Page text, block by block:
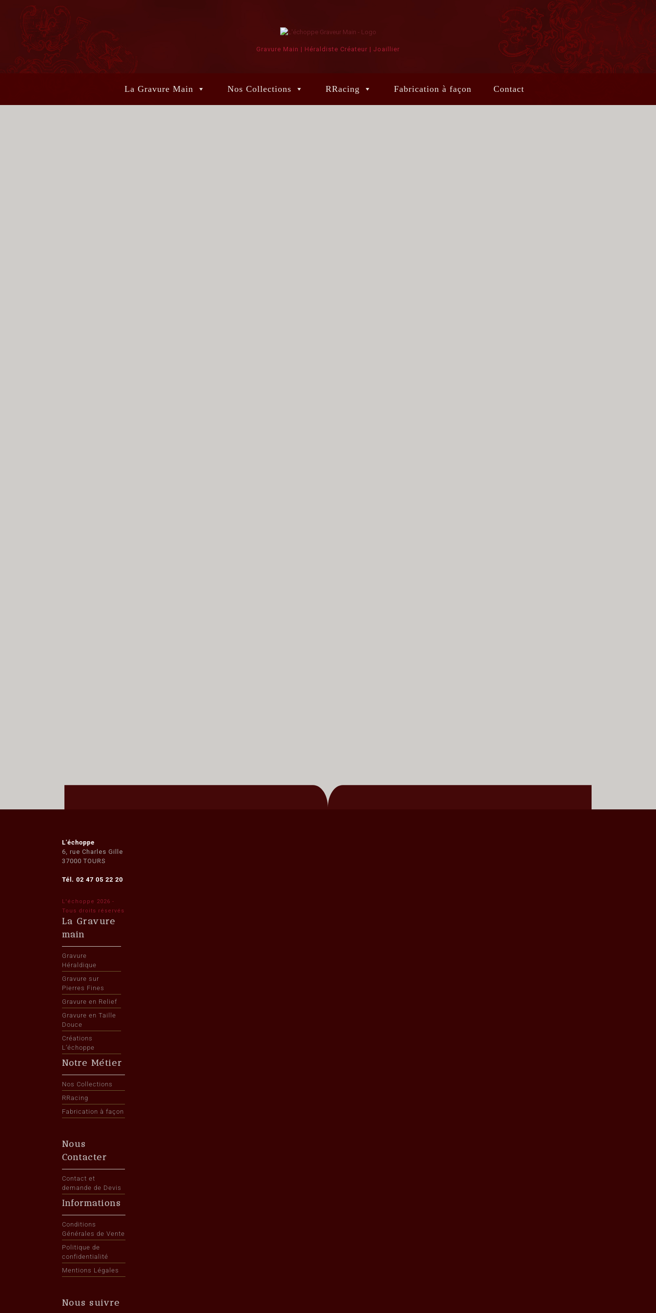
Gravure Main | Héraldiste Créateur | Joaillier
La Gravure Main Nos Collections RRacing Fabrication à façon Contact
L'échoppe
6, rue Charles Gille
37000 TOURS
Tél. 02 47 05 22 20
L'échoppe 2026 -
Tous droits réservés
La Gravure
main
Gravure
Héraldique
Gravure sur
Pierres Fines
Gravure en Relief
Gravure en Taille
Douce
Créations
L’échoppe
Notre Métier
Nos Collections
RRacing
Fabrication à façon
Nous
Contacter
Contact et
demande de Devis
Informations
Conditions
Générales de Vente
Politique de
confidentialité
Mentions Légales
Nous suivre